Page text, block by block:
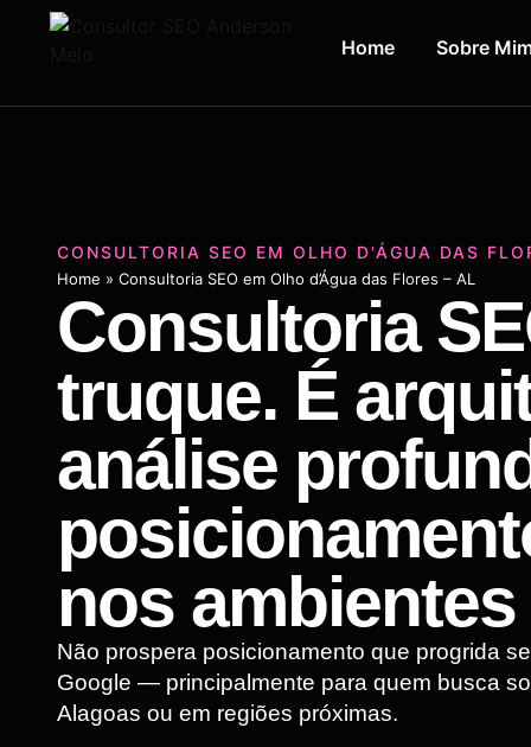
Home Sobre
CONSULTORIA SEO EM OLHO D'ÁGUA DAS
Home » Consultoria SEO em Olho d’Água das Flores – AL
Consultoria
truque. É
análise
nos
Não prospera posicionamento que progrida
Google — principalmente para quem busca
Alagoas ou em regiões próximas.